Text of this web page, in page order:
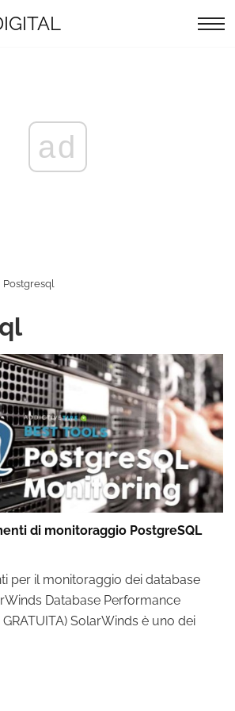
ad
Postgresql
di monitoraggio PostgreSQL
per il monitoraggio dei database
Database Performance
SolarWinds è uno dei